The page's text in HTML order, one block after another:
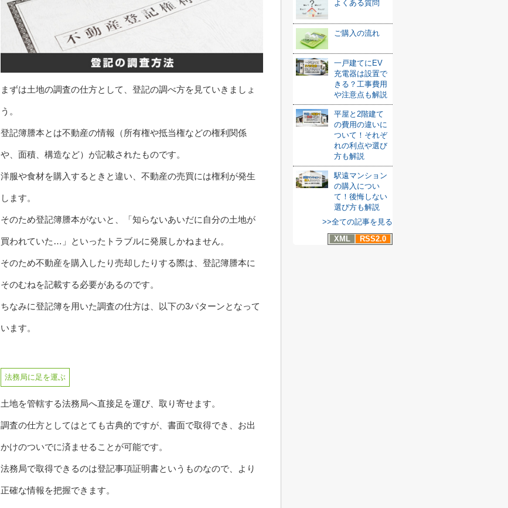
まずは土地の調査の仕方として、登記の調べ方を見ていきましょ
う。
登記簿謄本とは不動産の情報（所有権や抵当権などの権利関係
や、面積、構造など）が記載されたものです。
洋服や食材を購入するときと違い、不動産の売買には権利が発生
します。
そのため登記簿謄本がないと、「知らないあいだに自分の土地が
買われていた…」といったトラブルに発展しかねません。
そのため不動産を購入したり売却したりする際は、登記簿謄本に
そのむねを記載する必要があるのです。
ちなみに登記簿を用いた調査の仕方は、以下の3パターンとなって
います。
法務局に足を運ぶ
土地を管轄する法務局へ直接足を運び、取り寄せます。
調査の仕方としてはとても古典的ですが、書面で取得でき、お出
かけのついでに済ませることが可能です。
法務局で取得できるのは登記事項証明書というものなので、より
正確な情報を把握できます。
よくある質問
ご購入の流れ
一戸建てにEV
充電器は設置で
きる？工事費用
や注意点も解説
平屋と2階建て
の費用の違いに
ついて！それぞ
れの利点や選び
方も解説
駅遠マンション
の購入につい
て！後悔しない
選び方も解説
>>全ての記事を見る
XML
RSS2.0